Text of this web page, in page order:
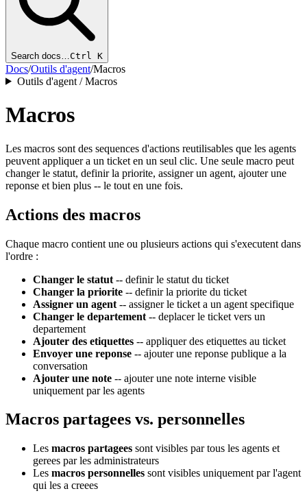
Search docs… Ctrl K
Docs/Outils d'agent/Macros
Outils d'agent / Macros
Macros
Les macros sont des sequences d'actions reutilisables que les agents
peuvent appliquer a un ticket en un seul clic. Une seule macro peut
changer le statut, definir la priorite, assigner un agent, ajouter une
reponse et bien plus -- le tout en une fois.
Actions des macros
Chaque macro contient une ou plusieurs actions qui s'executent dans
l'ordre :
Changer le statut -- definir le statut du ticket
Changer la priorite -- definir la priorite du ticket
Assigner un agent -- assigner le ticket a un agent specifique
Changer le departement -- deplacer le ticket vers un
departement
Ajouter des etiquettes -- appliquer des etiquettes au ticket
Envoyer une reponse -- ajouter une reponse publique a la
conversation
Ajouter une note -- ajouter une note interne visible
uniquement par les agents
Macros partagees vs. personnelles
Les macros partagees sont visibles par tous les agents et
gerees par les administrateurs
Les macros personnelles sont visibles uniquement par l'agent
qui les a creees